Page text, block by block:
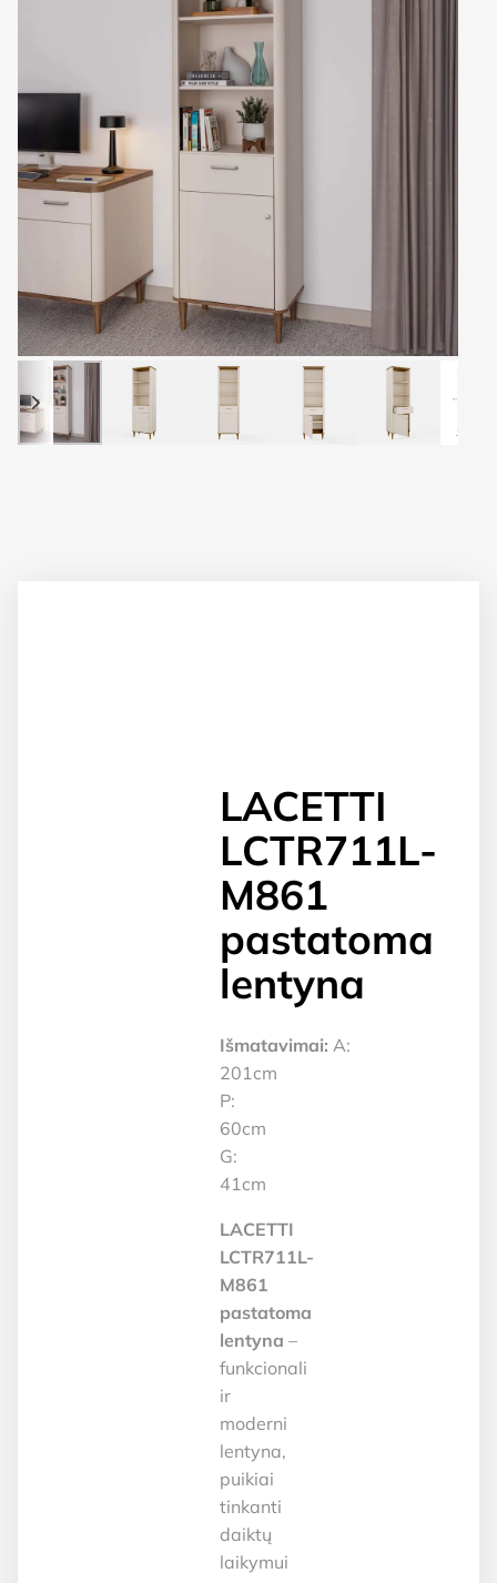
LACETTI
LCTR711L-
M861
pastatoma
lentyna
Išmatavimai: A:
201cm
P:
60cm
G:
41cm
LACETTI
LCTR711L-
M861
pastatoma
lentyna –
funkcionali
ir
moderni
lentyna,
puikiai
tinkanti
daiktų
laikymui